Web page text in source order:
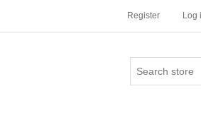
Register Log